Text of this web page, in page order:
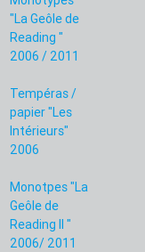
"La Geôle de
Reading "
2006 / 2011
Tempéras /
papier "Les
Intérieurs"
2006
Monotpes "La
Geôle de
Reading II "
2006/ 2011